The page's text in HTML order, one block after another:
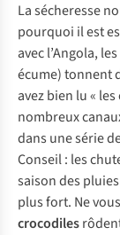
La sécheresse
pourquoi il est
avec l’Angola,
écume) tonnent
avez bien lu «
nombreux
dans une série
Conseil : les
saison des
plus fort. Ne
crocodiles